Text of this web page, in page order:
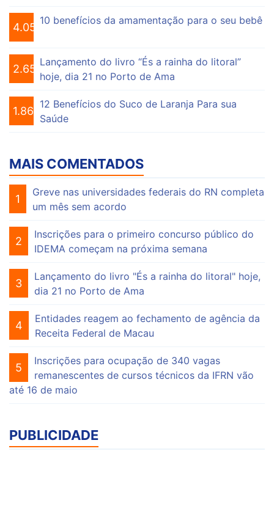
4.056
10 benefícios da amamentação para o seu bebê
2.656
Lançamento do livro “És a rainha do litoral”
hoje, dia 21 no Porto de Ama
1.864
12 Benefícios do Suco de Laranja Para sua
Saúde
MAIS COMENTADOS
1
Greve nas universidades federais do RN completa
um mês sem acordo
2
Inscrições para o primeiro concurso público do
IDEMA começam na próxima semana
3
Lançamento do livro "És a rainha do litoral" hoje,
dia 21 no Porto de Ama
4
Entidades reagem ao fechamento de agência da
Receita Federal de Macau
5
Inscrições para ocupação de 340 vagas
remanescentes de cursos técnicos da IFRN vão
até 16 de maio
PUBLICIDADE